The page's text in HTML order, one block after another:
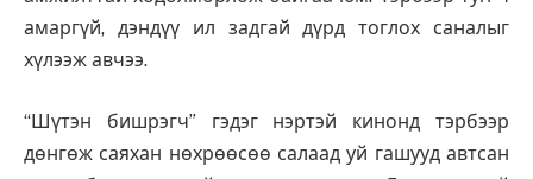
амаргүй, дэндүү ил задгай дүрд тоглох саналыг
хүлээж авчээ.
“Шүтэн бишрэгч” гэдэг нэртэй кинонд тэрбээр
дөнгөж саяхан нөхрөөсөө салаад уй гашууд автсан